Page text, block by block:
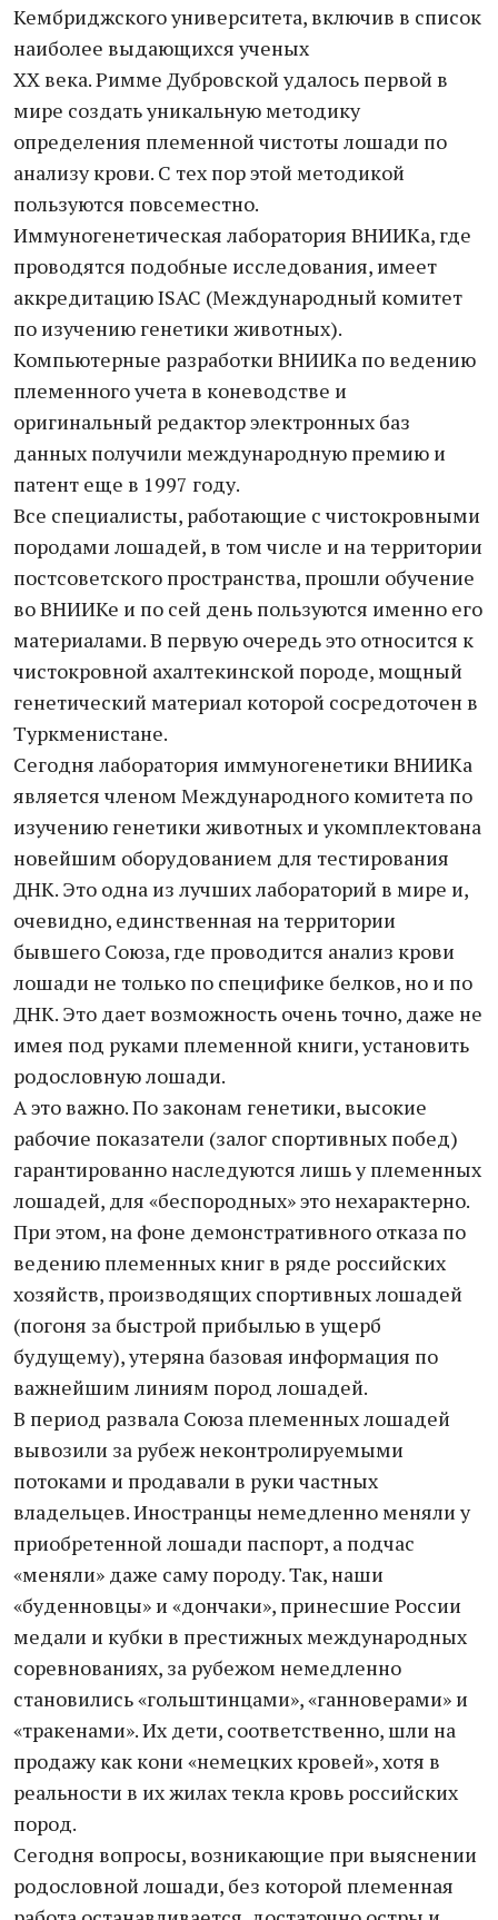
Кембриджского университета, включив в список
наиболее выдающихся ученых
XX века. Римме Дубровской удалось первой в
мире создать уникальную методику
определения племенной чистоты лошади по
анализу крови. С тех пор этой методикой
пользуются повсеместно.
Иммуногенетическая лаборатория ВНИИКа, где
проводятся подобные исследования, имеет
аккредитацию ISAC (Международный комитет
по изучению генетики животных).
Компьютерные разработки ВНИИКа по ведению
племенного учета в коневодстве и
оригинальный редактор электронных баз
данных получили международную премию и
патент еще в 1997 году.
Все специалисты, работающие с чистокровными
породами лошадей, в том числе и на территории
постсоветского пространства, прошли обучение
во ВНИИКе и по сей день пользуются именно его
материалами. В первую очередь это относится к
чистокровной ахалтекинской породе, мощный
генетический материал которой сосредоточен в
Туркменистане.
Сегодня лаборатория иммуногенетики ВНИИКа
является членом Международного комитета по
изучению генетики животных и укомплектована
новейшим оборудованием для тестирования
ДНК. Это одна из лучших лабораторий в мире и,
очевидно, единственная на территории
бывшего Союза, где проводится анализ крови
лошади не только по специфике белков, но и по
ДНК. Это дает возможность очень точно, даже не
имея под руками племенной книги, установить
родословную лошади.
А это важно. По законам генетики, высокие
рабочие показатели (залог спортивных побед)
гарантированно наследуются лишь у племенных
лошадей, для «беспородных» это нехарактерно.
При этом, на фоне демонстративного отказа по
ведению племенных книг в ряде российских
хозяйств, производящих спортивных лошадей
(погоня за быстрой прибылью в ущерб
будущему), утеряна базовая информация по
важнейшим линиям пород лошадей.
В период развала Союза племенных лошадей
вывозили за рубеж неконтролируемыми
потоками и продавали в руки частных
владельцев. Иностранцы немедленно меняли у
приобретенной лошади паспорт, а подчас
«меняли» даже саму породу. Так, наши
«буденновцы» и «дончаки», принесшие России
медали и кубки в престижных международных
соревнованиях, за рубежом немедленно
становились «гольштинцами», «ганноверами» и
«тракенами». Их дети, соответственно, шли на
продажу как кони «немецких кровей», хотя в
реальности в их жилах текла кровь российских
пород.
Сегодня вопросы, возникающие при выяснении
родословной лошади, без которой племенная